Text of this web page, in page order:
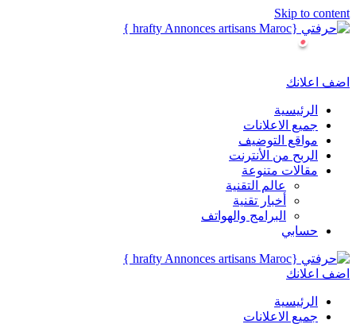
Skip to content
اضف اعلانك
الرئيسية
جميع الاعلانات
مواقع التوضيف
الربح من الأنترنت
مقالات متنوعة
عالم التقنية
أخبار تقنية
البرامج والهواتف
حسابي
اضف اعلانك
الرئيسية
جميع الاعلانات